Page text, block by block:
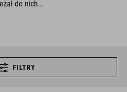
do nich...
FILTRY